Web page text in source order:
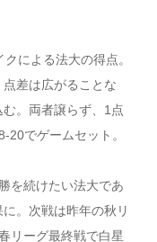
による法大の得点。
差は広がることな
。両者譲らず、1点
20でゲームセット。
を続けたい法大であ
。次戦は昨年の秋リ
リーグ最終戦で白星